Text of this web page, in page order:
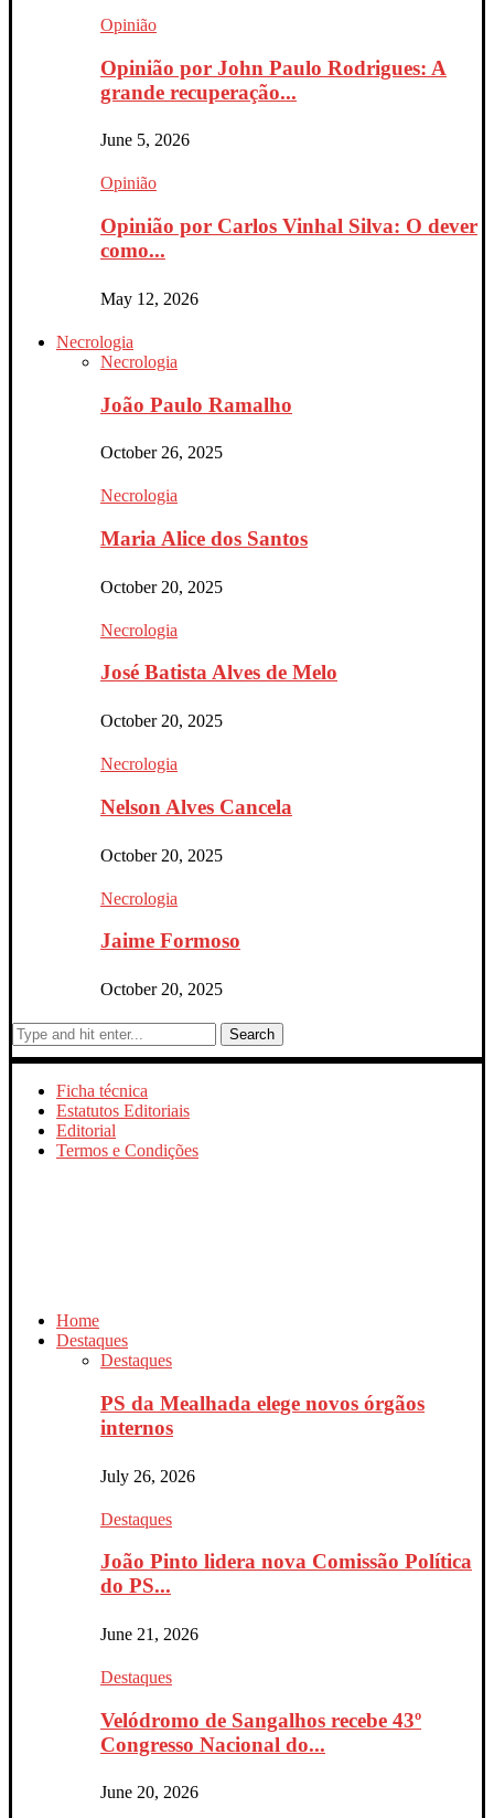
Opinião
Opinião por John Paulo Rodrigues: A
grande recuperação...
June 5, 2026
Opinião
Opinião por Carlos Vinhal Silva: O dever
como...
May 12, 2026
Necrologia
Necrologia
João Paulo Ramalho
October 26, 2025
Necrologia
Maria Alice dos Santos
October 20, 2025
Necrologia
José Batista Alves de Melo
October 20, 2025
Necrologia
Nelson Alves Cancela
October 20, 2025
Necrologia
Jaime Formoso
October 20, 2025
Search
Ficha técnica
Estatutos Editoriais
Editorial
Termos e Condições
Home
Destaques
Destaques
PS da Mealhada elege novos órgãos
internos
July 26, 2026
Destaques
João Pinto lidera nova Comissão Política
do PS...
June 21, 2026
Destaques
Velódromo de Sangalhos recebe 43º
Congresso Nacional do...
June 20, 2026